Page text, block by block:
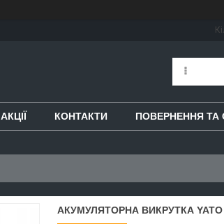
АКЦІЇ КОНТАКТИ ПОВЕРНЕННЯ ТА
АКУМУЛЯТОРНА ВИКРУТКА YATO